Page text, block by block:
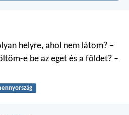
helyre, ahol nem látom? –
e be az eget és a földet? –